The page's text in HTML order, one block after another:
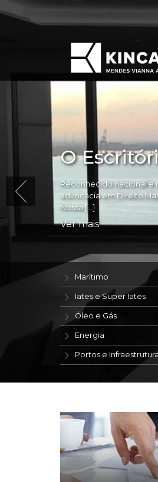
O
Reconhecido nacional e
advocacia em Direito
Nossa […]
Ver mais
Marítimo
Iates e Super Iates
Óleo e Gás
Energia
Portos e Infraestrutura